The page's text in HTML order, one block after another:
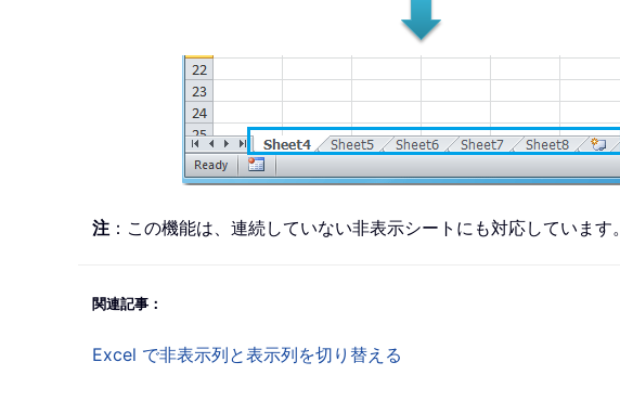
注 ：この機能は、連続していない非表示シートにも対応しています。
関連記事：
Excel で非表示列と表示列を切り替える